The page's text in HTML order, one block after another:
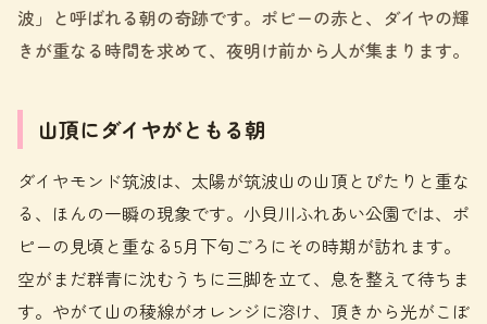
波」と呼ばれる朝の奇跡です。ポピーの赤と、ダイヤの輝
きが重なる時間を求めて、夜明け前から人が集まります。
山頂にダイヤがともる朝
ダイヤモンド筑波は、太陽が筑波山の山頂とぴたりと重な
る、ほんの一瞬の現象です。小貝川ふれあい公園では、ポ
ピーの見頃と重なる5月下旬ごろにその時期が訪れます。
空がまだ群青に沈むうちに三脚を立て、息を整えて待ちま
す。やがて山の稜線がオレンジに溶け、頂きから光がこぼ